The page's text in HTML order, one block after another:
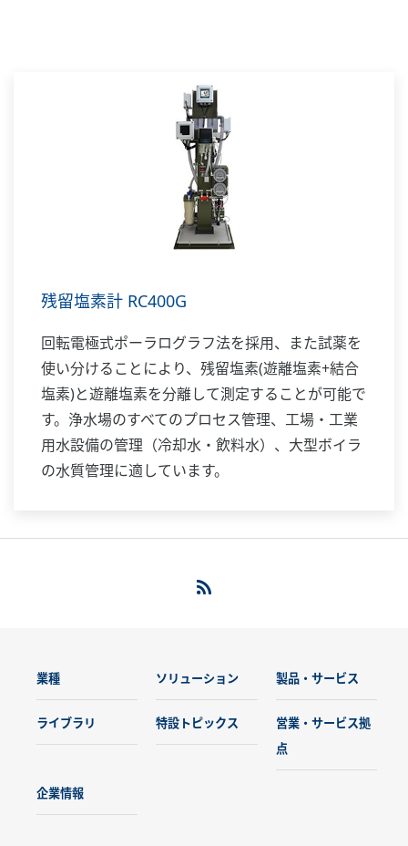
残留塩素計 RC400G
回転電極式ポーラログラフ法を採用、また試薬を
使い分けることにより、残留塩素(遊離塩素+結合
塩素)と遊離塩素を分離して測定することが可能で
す。浄水場のすべてのプロセス管理、工場・工業
用水設備の管理（冷却水・飲料水）、大型ボイラ
の水質管理に適しています。
業種 ソリューション 製品・サービス
ライブラリ 特設トピックス
営業・サービス拠
点
企業情報